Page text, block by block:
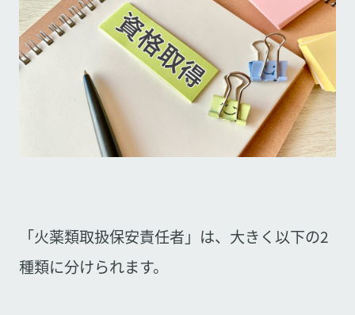
「火薬類取扱保安責任者」は、大きく以下の2
種類に分けられます。